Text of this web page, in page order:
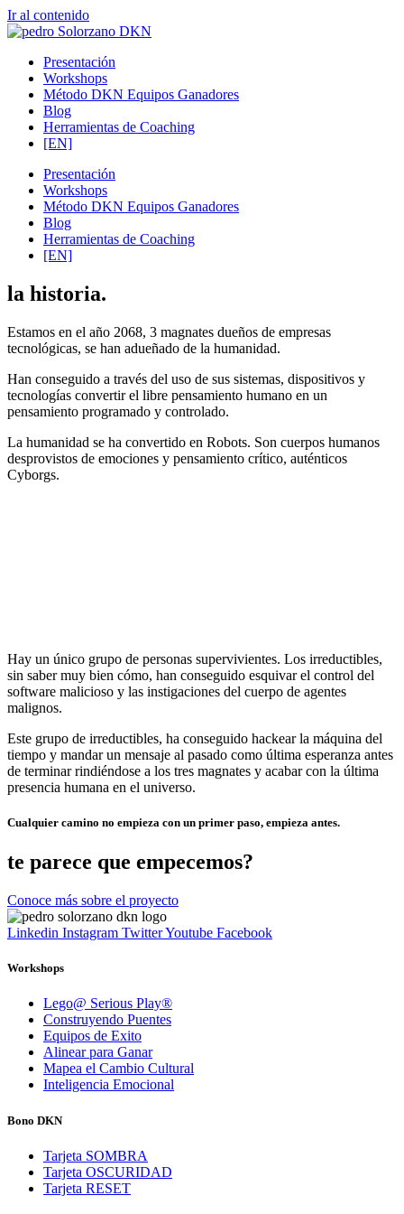
Ir al contenido
Presentación
Workshops
Método DKN Equipos Ganadores
Blog
Herramientas de Coaching
[EN]
Presentación
Workshops
Método DKN Equipos Ganadores
Blog
Herramientas de Coaching
[EN]
la historia.
Estamos en el año 2068, 3 magnates dueños de empresas
tecnológicas, se han adueñado de la humanidad.
Han conseguido a través del uso de sus sistemas, dispositivos y
tecnologías convertir el libre pensamiento humano en un
pensamiento programado y controlado.
La humanidad se ha convertido en Robots. Son cuerpos humanos
desprovistos de emociones y pensamiento crítico, auténticos
Cyborgs.
Hay un único grupo de personas supervivientes. Los irreductibles,
sin saber muy bien cómo, han conseguido esquivar el control del
software malicioso y las instigaciones del cuerpo de agentes
malignos.
Este grupo de irreductibles, ha conseguido hackear la máquina del
tiempo y mandar un mensaje al pasado como última esperanza antes
de terminar rindiéndose a los tres magnates y acabar con la última
presencia humana en el universo.
Cualquier camino no empieza con un primer paso, empieza antes.
te parece que empecemos?
Conoce más sobre el proyecto
Linkedin Instagram TwitterYoutube Facebook
Workshops
Lego@ Serious Play®
Construyendo Puentes
Equipos de Exito
Alinear para Ganar
Mapea el Cambio Cultural
Inteligencia Emocional
Bono DKN
Tarjeta SOMBRA
Tarjeta OSCURIDAD
Tarjeta RESET